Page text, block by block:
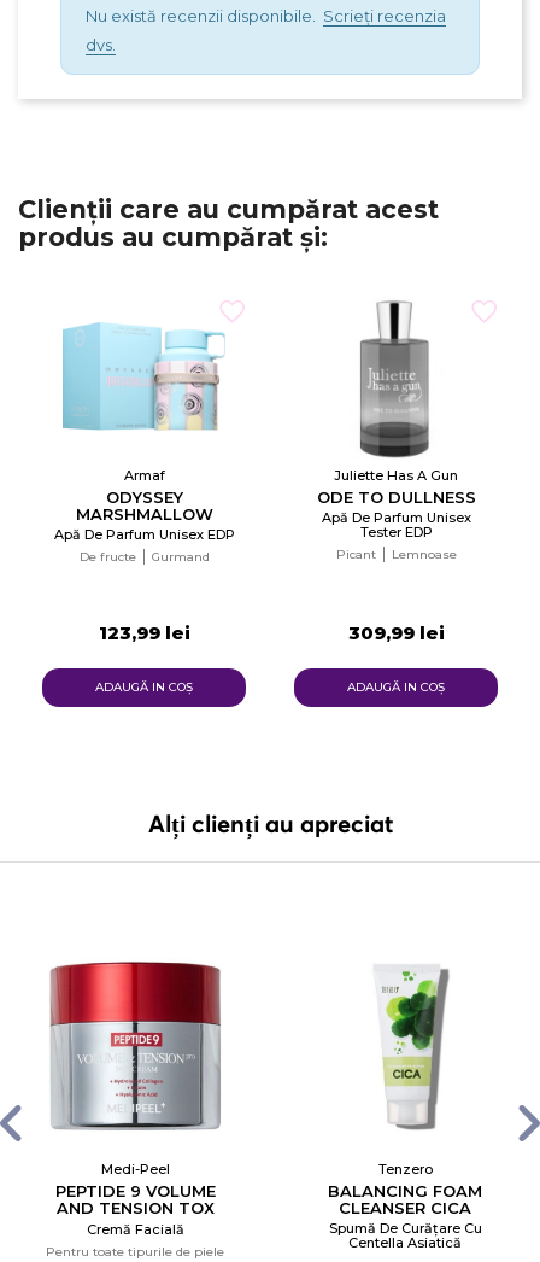
Nu există recenzii disponibile. Scrieți recenzia
dvs.
Clienții care au cumpărat acest
produs au cumpărat și:
Armaf
ODYSSEY
MARSHMALLOW
Apă De Parfum Unisex EDP
De fructe Gurmand
123,99 lei
ADAUGĂ IN COŞ
Juliette Has A Gun
ODE TO DULLNESS
Apă De Parfum Unisex
Tester EDP
Picant Lemnoase
309,99 lei
ADAUGĂ IN COŞ
Alți clienți au apreciat
Medi-Peel
PEPTIDE 9 VOLUME
AND TENSION TOX
CREAM
Cremă Facială
Pentru toate tipurile de piele
Tenzero
BALANCING FOAM
CLEANSER CICA
Spumă De Curățare Cu
Centella Asiatică